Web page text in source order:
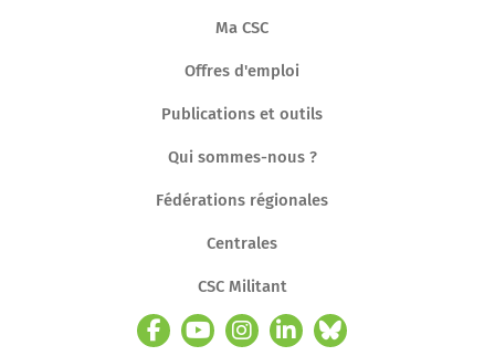
Ma CSC
Offres d'emploi
Publications et outils
Qui sommes-nous ?
Fédérations régionales
Centrales
CSC Militant